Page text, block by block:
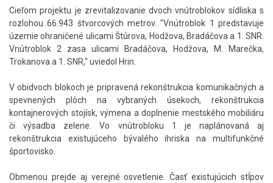
Cieľom projektu je zrevitalizovanie dvoch vnútroblokov sídliska s
rozlohou 66.943 štvorcových metrov. "Vnútroblok 1 predstavuje
územie ohraničené ulicami Štúrova, Hodžova, Bradáčova a 1. SNR.
Vnútroblok 2 zasa ulicami Bradáčova, Hodžova, M. Marečka,
Trokanova a 1. SNR," uviedol Hrin.
V obidvoch blokoch je pripravená rekonštrukcia komunikačných a
spevnených plôch na vybraných úsekoch, rekonštrukcia
kontajnerových stojísk, výmena a doplnenie mestského mobiliáru
či výsadba zelene. Vo vnútrobloku 1 je naplánovaná aj
rekonštrukcia existujúceho bývalého ihriska na multifunkčné
športovisko.
Obmenou prejde aj verejné osvetlenie. Časť existujúcich stĺpov